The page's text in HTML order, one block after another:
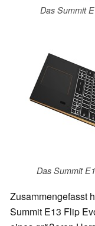
Das Summit
Das Summit
Zusammengefasst
Summit E13 Flip